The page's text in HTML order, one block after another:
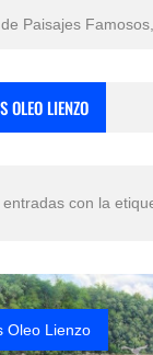
Paisajes
La Perfección
de las
OLEO LIENZO
con la
Oleo Lienzo